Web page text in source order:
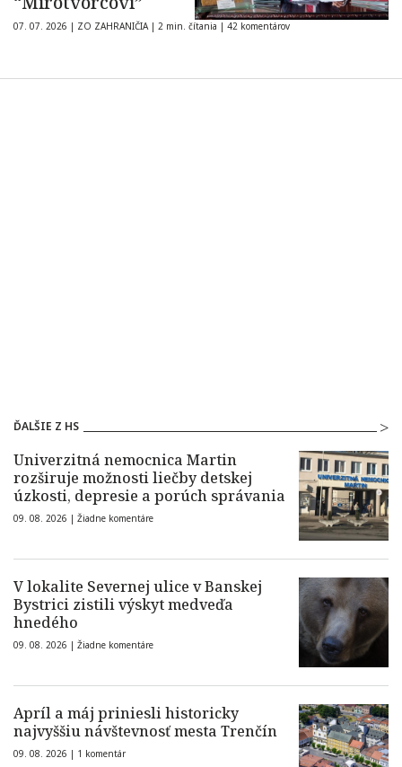
07. 07. 2026 | ZO ZAHRANIČIA | 2 min. čítania | 42 komentárov
ĎALŠIE Z HS
Univerzitná nemocnica Martin
rozširuje možnosti liečby detskej
úzkosti, depresie a porúch správania
09. 08. 2026 | Žiadne komentáre
V lokalite Severnej ulice v Banskej
Bystrici zistili výskyt medveďa
hnedého
09. 08. 2026 | Žiadne komentáre
Apríl a máj priniesli historicky
najvyššiu návštevnosť mesta Trenčín
09. 08. 2026 | 1 komentár